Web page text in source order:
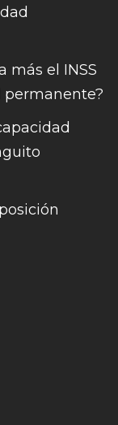
más el INSS
permanente?